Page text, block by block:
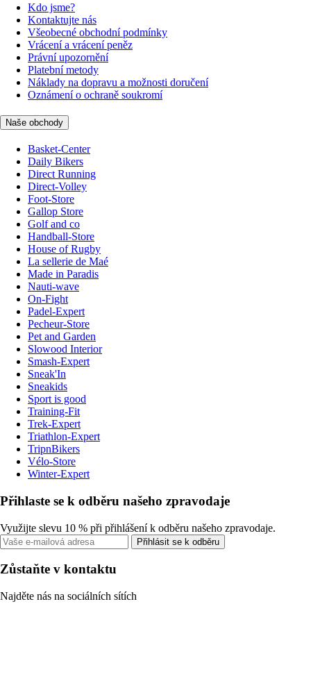
Kdo jsme?
Kontaktujte nás
Všeobecné obchodní podmínky
Vrácení a vrácení peněz
Právní upozornění
Platební metody
Náklady na dopravu a možnosti doručení
Oznámení o ochraně soukromí
Naše obchody
Basket-Center
Daily Bikers
Direct Running
Direct-Volley
Foot-Store
Gallop Store
Golf and co
Handball-Store
House of Rugby
La sellerie de Maé
Made in Paradis
Nauti-wave
On-Fight
Padel-Expert
Pecheur-Store
Pet and Garden
Slowood Interior
Smash-Expert
Sneak'In
Sneakids
Sport is good
Training-Fit
Trek-Expert
Triathlon-Expert
TripnBikers
Vélo-Store
Winter-Expert
Přihlaste se k odběru našeho zpravodaje
Využijte slevu 10 % při přihlášení k odběru našeho zpravodaje.
Přihlásit se k odběru
Zůstaňte v kontaktu
Najděte nás na sociálních sítích